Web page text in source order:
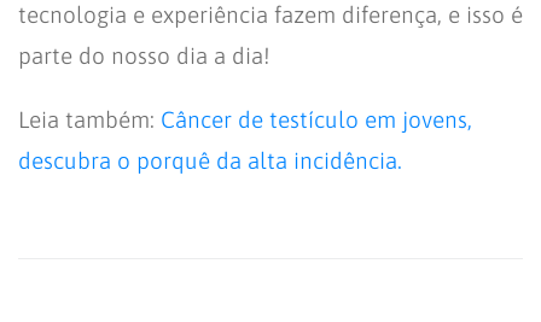
tecnologia e experiência fazem diferença, e isso é
parte do nosso dia a dia!
Leia também: Câncer de testículo em jovens,
descubra o porquê da alta incidência.